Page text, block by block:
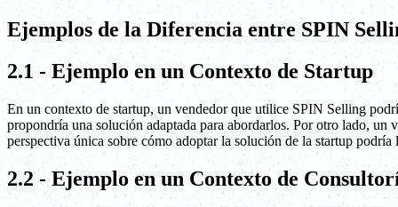
Ejemplos de la Diferencia entre SPIN
2.1 - Ejemplo en un Contexto de Startup
En un contexto de startup, un vendedor que utilice SPIN Selling
propondría una solución adaptada para abordarlos. Por otro lado,
perspectiva única sobre cómo adoptar la solución de la startup
2.2 - Ejemplo en un Contexto de